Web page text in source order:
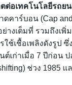
ต่อเทคโนโลยีรถย
คาร์บอน (Cap
างเต็มที่ รวมถึงเพิ่
ช้เชื้อเพลิงดังรูป
ต์เก่าเมื่อ 7 ปีก่อน
ช่วง 1985